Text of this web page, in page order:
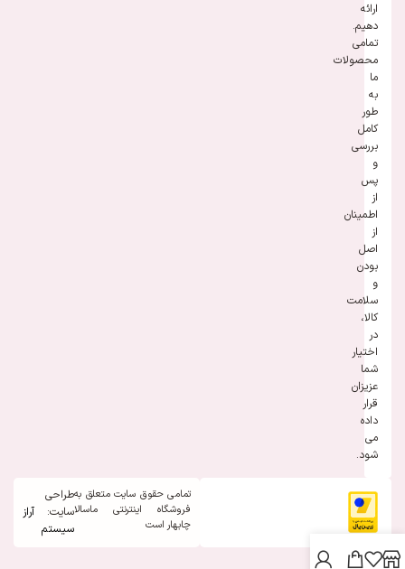
ارائه
دهیم.
تمامی
محصولات
ما
به
طور
کامل
بررسی
و
پس
از
اطمینان
از
اصل
بودن
و
سلامت
کالا،
در
اختیار
شما
عزیزان
قرار
داده
می
شود.
تمامی حقوق سایت متعلق به
فروشگاه اینترنتی ماسالا
چابهار است
طراحی
سایت: آراز
سیستم